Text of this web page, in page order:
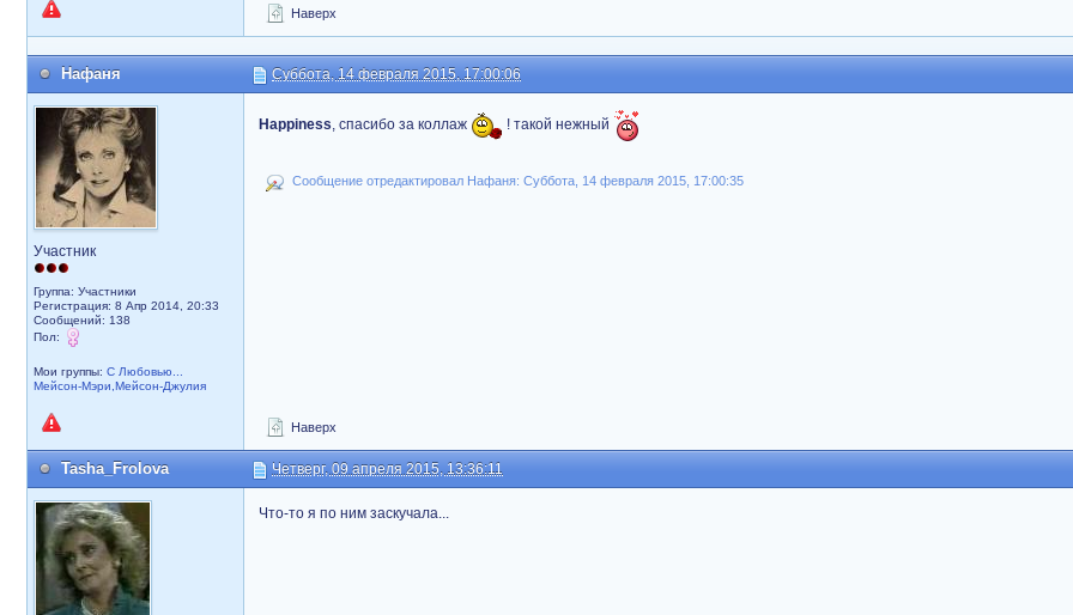
Наверх
Нафаня Суббота, 14 февраля 2015, 17:00:06
Участник
Группа: Участники
Регистрация: 8 Апр 2014, 20:33
Сообщений: 138
Пол:
Мои группы: С Любовью...
Мейсон-Мэри,Мейсон-Джулия
Happiness , спасибо за коллаж ! такой нежный
Сообщение отредактировал Нафаня: Суббота, 14 февраля 2015, 17:00:35
Наверх
Tasha_Frolova Четверг, 09 апреля 2015, 13:36:11
Что-то я по ним заскучала...